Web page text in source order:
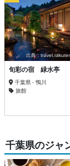
出典：
旬彩の宿 緑水亭
千葉県 - 鴨川
旅館
千葉県のジャ